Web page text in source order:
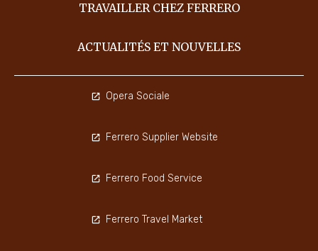
TRAVAILLER CHEZ FERRERO
ACTUALITÉS ET NOUVELLES
Opera Sociale
Ferrero Supplier Website
Ferrero Food Service
Ferrero Travel Market